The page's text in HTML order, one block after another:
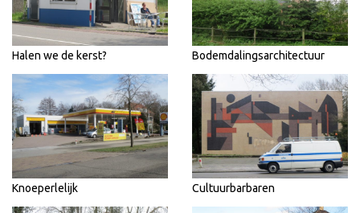
Halen we de kerst? Bodemdalingsarchitectuur
Knoeperlelijk Cultuurbarbaren